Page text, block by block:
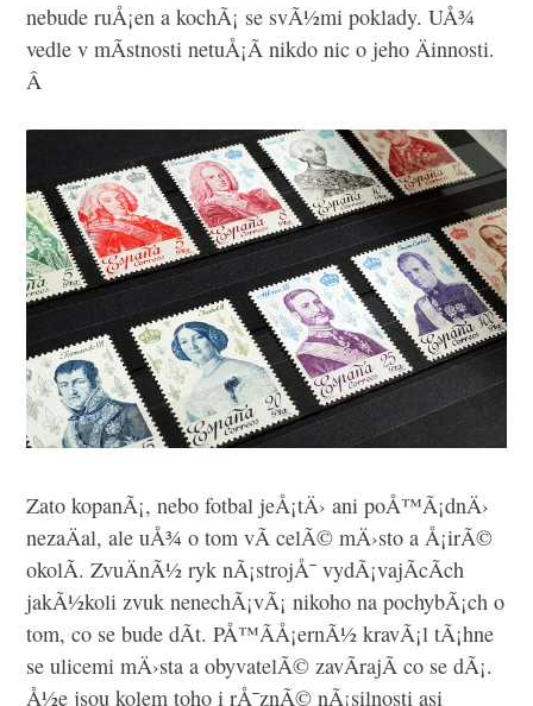
nebude ruÅ¡en a kochÃ¡ se svÃ½mi poklady. UÅ¾
vedle v mÃ­stnosti netuÅ¡Ã­ nikdo nic o jeho Äinnosti.
Â
Zato kopanÃ¡, nebo fotbal jeÅ¡tÄ› ani poÅ™Ã¡dnÄ›
nezaÄal, ale uÅ¾ o tom vÃ­ celÃ© mÄ›sto a Å¡irÃ©
okolÃ­. ZvuÄnÃ½ ryk nÃ¡strojÅ¯ vydÃ¡vajÃ­cÃ­ch
jakÃ½koli zvuk nenechÃ¡vÃ¡ nikoho na pochybÃ¡ch o
tom, co se bude dÃ­t. PÅ™Ã­Å¡ernÃ½ kravÃ¡l tÃ¡hne
se ulicemi mÄ›sta a obyvatelÃ© zavÃ­rajÃ­ co se dÃ¡.
Å½e jsou kolem toho i rÅ¯znÃ© nÃ¡silnosti asi